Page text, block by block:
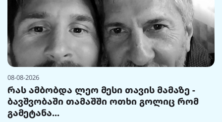
08-08-2026
რას ამბობდა ლეო მესი თავის მამაზე -
ბავშვობაში თამაშში ოთხი გოლიც რომ
გამეტანა...